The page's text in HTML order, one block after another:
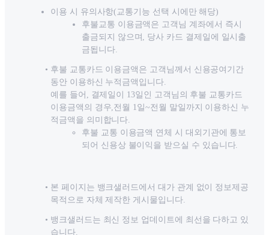
이용 시 유의사항(교통기능 선택 시에만 해당)
후불교통 이용금액은 고객님 계좌에서 즉시
출금되지 않으며, 당사 카드 결제일에 일시출
금됩니다.
후불 교통카드 이용금액은 고객님께서 신용공여기간
동안 이용하신 누적금액입니다.
예를 들어, 결제일이 13일인 고객님의 후불 교통카드
이용금액의 경우,전월 1일~전월 말일까지 이용하신 누
적금액을 의미합니다.
후불 교통 이용금액 연체 시 대외기관에 통보
되어 신용상 불이익을 받으실 수 있습니다.
본 페이지는 뱅크샐러드에서 대가 관계 없이 정보제공
목적으로 자체 제작한 게시물입니다.
뱅크샐러드는 최신 정보 업데이트에 최선을 다하고 있
습니다.